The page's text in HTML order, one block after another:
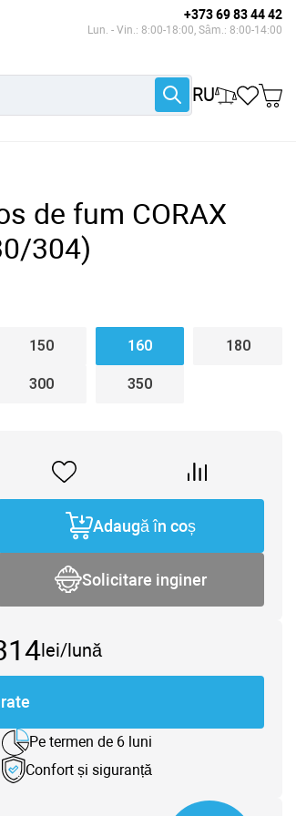
+373 69 83 44 42
Lun. - Vin.: 8:00-18:00, Sâm.: 8:00-14:00
RU
de fum CORAX
304)
150 160 180
300 350
Adaugă în coș
Solicitare inginer
lei/lună
Pe termen de 6 luni
Confort și siguranță